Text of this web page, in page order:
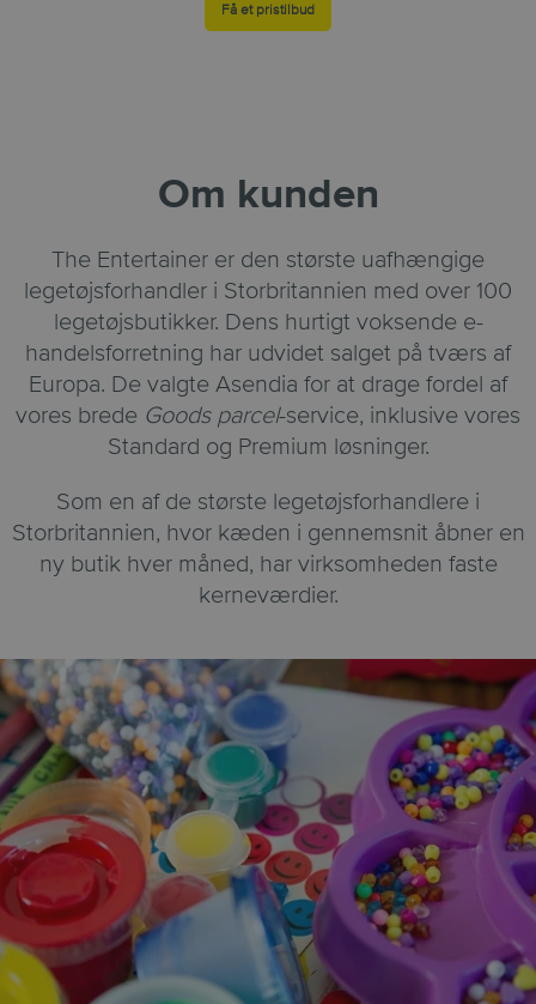
Få et pristilbud
Om kunden
The Entertainer er den største uafhængige
legetøjsforhandler i Storbritannien med over 100
legetøjsbutikker. Dens hurtigt voksende e-
handelsforretning har udvidet salget på tværs af
Europa. De valgte Asendia for at drage fordel af
vores brede Goods parcel-service, inklusive vores
Standard og Premium løsninger.
Som en af de største legetøjsforhandlere i
Storbritannien, hvor kæden i gennemsnit åbner en
ny butik hver måned, har virksomheden faste
kerneværdier.